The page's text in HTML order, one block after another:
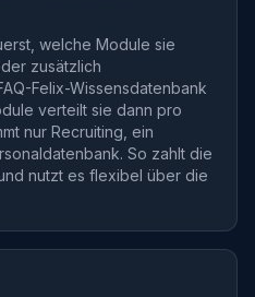
welche Module sie
zusätzlich
Felix-Wissensdatenbank
verteilt sie dann pro
nur Recruiting, ein
So zahlt die
nutzt es flexibel über die